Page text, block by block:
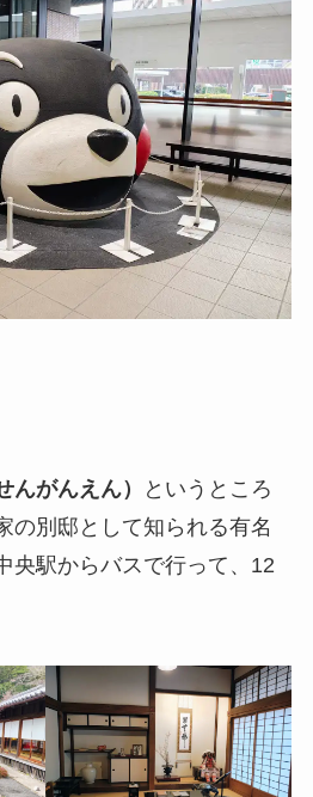
んがんえん）
というところ
の別邸として知られる有名
央駅からバスで行って、12